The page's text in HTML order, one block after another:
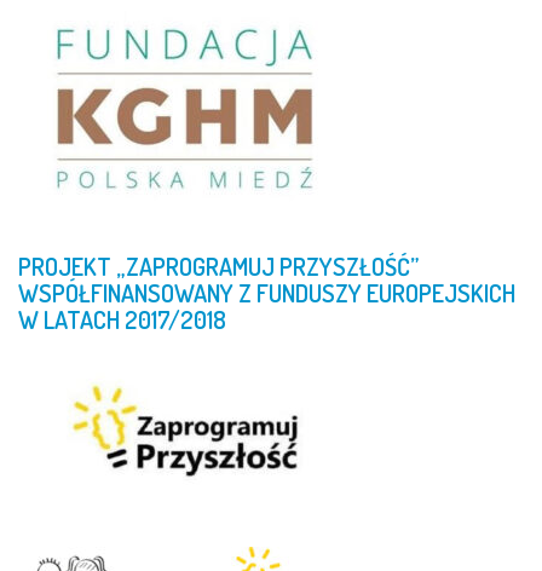
PROJEKT „ZAPROGRAMUJ PRZYSZŁOŚĆ”
WSPÓŁFINANSOWANYZ FUNDUSZYEUROPEJSKICH
WLATACH2017/2018